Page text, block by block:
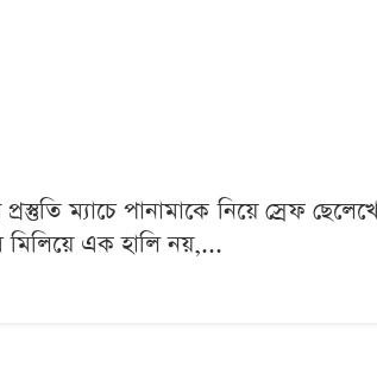
ম্যাচে পানামাকে নিয়ে স্রেফ
এক হালি নয়,...